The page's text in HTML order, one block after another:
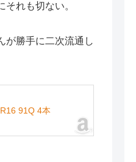
れも切ない。
が勝手に二次流通し
91Q 4本